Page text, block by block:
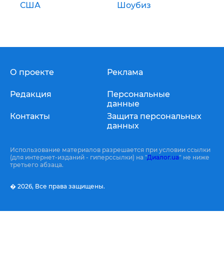
США Шоубиз
О проекте
Редакция
Контакты
Реклама
Персональные
данные
Защита персональных
данных
Использование материалов разрешается при условии ссылки
(для интернет-изданий - гиперссылки) на "Диалог.ua" не ниже
третьего абзаца.
� 2026, Все права защищены.